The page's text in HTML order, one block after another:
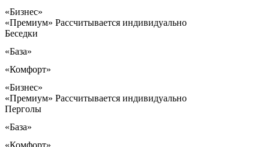
«Бизнес»
«Премиум» Рассчитывается индивидуально
Беседки
«База»
«Комфорт»
«Бизнес»
«Премиум» Рассчитывается индивидуально
Перголы
«База»